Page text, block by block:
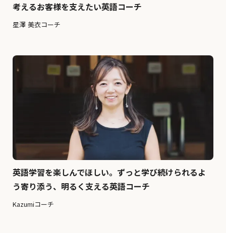
考えるお客様を支えたい英語コーチ
星澤 美衣コーチ
英語学習を楽しんでほしい。ずっと学び続けられるよ
う寄り添う、明るく支える英語コーチ
Kazumiコーチ